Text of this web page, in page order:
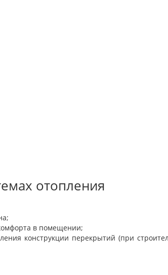
отопления
в помещении;
конструкции перекрытий (при